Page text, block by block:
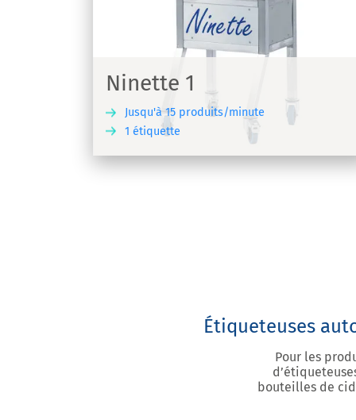
Ninette 1
Jusqu'à 15 produits/minute
1 étiquette
Machine d'étiquetage pour étiquettes
adhésives - Ninette 2
Étiqueteuses
Pour les
bouteilles de